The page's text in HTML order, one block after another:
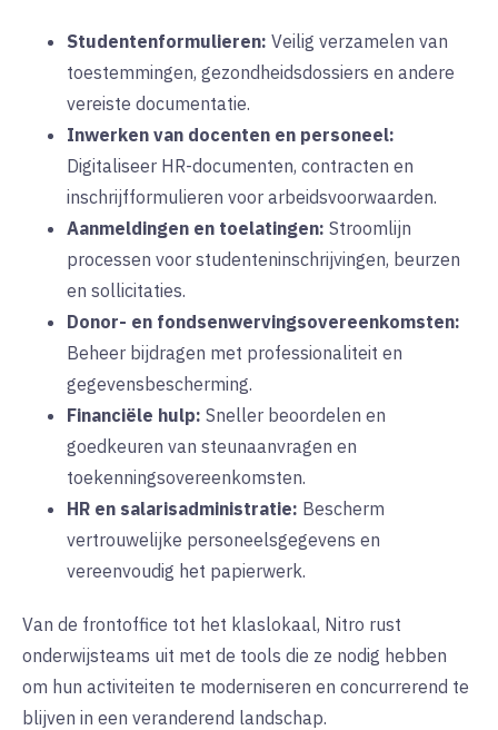
Studentenformulieren: Veilig verzamelen van
toestemmingen, gezondheidsdossiers en andere
vereiste documentatie.
Inwerken van docenten en personeel:
Digitaliseer HR-documenten, contracten en
inschrijfformulieren voor arbeidsvoorwaarden.
Aanmeldingen en toelatingen: Stroomlijn
processen voor studenteninschrijvingen, beurzen
en sollicitaties.
Donor- en fondsenwervingsovereenkomsten:
Beheer bijdragen met professionaliteit en
gegevensbescherming.
Financiële hulp: Sneller beoordelen en
goedkeuren van steunaanvragen en
toekenningsovereenkomsten.
HR en salarisadministratie: Bescherm
vertrouwelijke personeelsgegevens en
vereenvoudig het papierwerk.
Van de frontoffice tot het klaslokaal, Nitro rust
onderwijsteams uit met de tools die ze nodig hebben
om hun activiteiten te moderniseren en concurrerend te
blijven in een veranderend landschap.